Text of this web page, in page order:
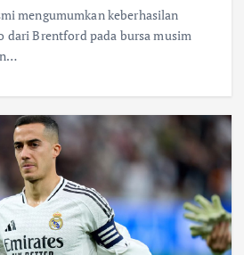
mengumumkan keberhasilan
dari Brentford pada bursa musim